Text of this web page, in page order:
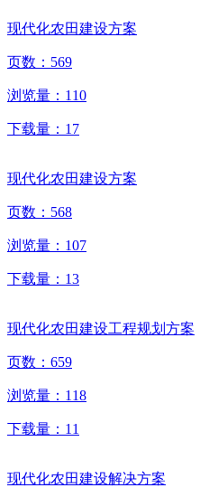
现代化农田建设方案
页数： 569
浏览量： 110
下载量： 17
现代化农田建设方案
页数： 568
浏览量： 107
下载量： 13
现代化农田建设工程规划方案
页数： 659
浏览量： 118
下载量： 11
现代化农田建设解决方案